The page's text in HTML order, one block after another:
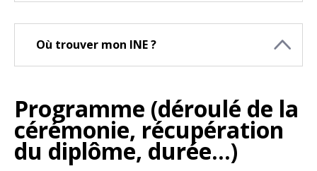
Où trouver mon INE ?
Programme (déroulé de la
cérémonie, récupération
du diplôme, durée...)